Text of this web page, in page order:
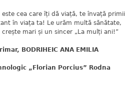
cea care îți dă viață, te învață primii
în viața ta! Le urăm multă sănătate,
mari și un sincer „La mulți ani!”
ANA EMILIA
Porcius” Rodna